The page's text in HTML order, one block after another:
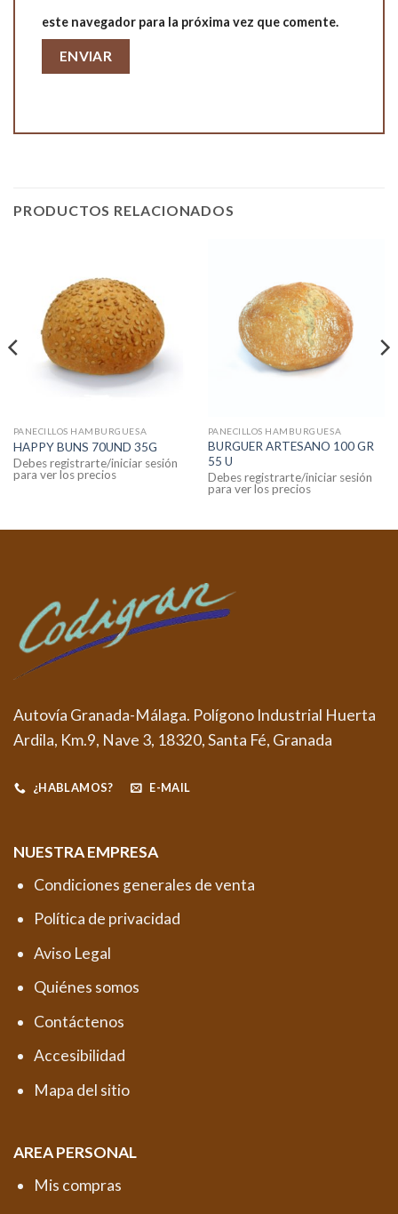
este navegador para la próxima vez que comente.
PRODUCTOS RELACIONADOS
PANECILLOS HAMBURGUESA
HAPPY BUNS 70UND 35G
Debes registrarte/iniciar sesión
para ver los precios
PANECILLOS HAMBURGUESA
BURGUER ARTESANO 100 GR
55 U
Debes registrarte/iniciar sesión
para ver los precios
Autovía Granada-Málaga. Polígono Industrial Huerta
Ardila, Km.9, Nave 3, 18320, Santa Fé, Granada
¿HABLAMOS? E-MAIL
NUESTRA EMPRESA
Condiciones generales de venta
Política de privacidad
Aviso Legal
Quiénes somos
Contáctenos
Accesibilidad
Mapa del sitio
AREA PERSONAL
Mis compras